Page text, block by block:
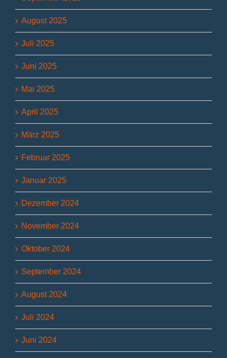
August 2025
Juli 2025
Juni 2025
Mai 2025
April 2025
März 2025
Februar 2025
Januar 2025
Dezember 2024
November 2024
Oktober 2024
September 2024
August 2024
Juli 2024
Juni 2024